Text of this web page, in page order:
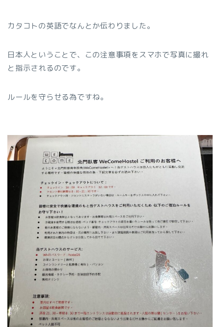
カタコトの英語でなんとか伝わりました。
日本人ということで、この注意事項をスマホで写真に撮れ
と指示されるのです。
ルールを守らせる為ですね。